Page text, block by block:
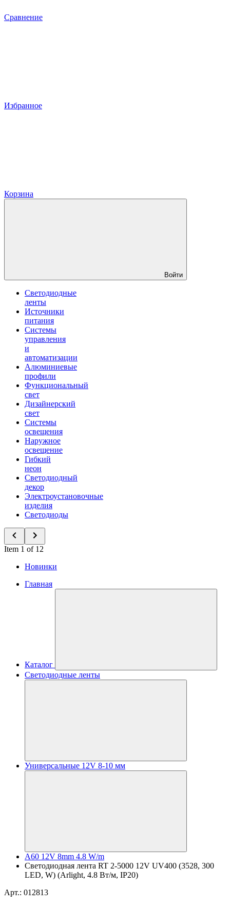
Сравнение
Избранное
Корзина
Войти
Светодиодные
ленты
Источники
питания
Системы
управления
и
автоматизации
Алюминиевые
профили
Функциональный
свет
Дизайнерский
свет
Системы
освещения
Наружное
освещение
Гибкий
неон
Светодиодный
декор
Электроустановочные
изделия
Светодиоды
Item 1 of 12
Новинки
Главная
Каталог
Светодиодные ленты
Универсальные 12V 8-10 мм
A60 12V 8mm 4.8 W/m
Светодиодная лента RT 2-5000 12V UV400 (3528, 300
LED, W) (Arlight, 4.8 Вт/м, IP20)
Арт.: 012813